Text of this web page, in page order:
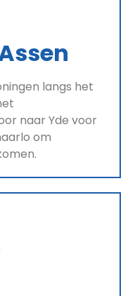
langs het
naar Yde voor
om